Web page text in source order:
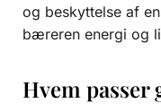
og beskyttelse af
bæreren energi og
Hvem passer